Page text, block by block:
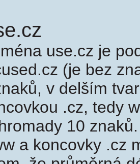
use.cz je
(je bez
v delším
.cz, tedy
10
a koncovky .cz